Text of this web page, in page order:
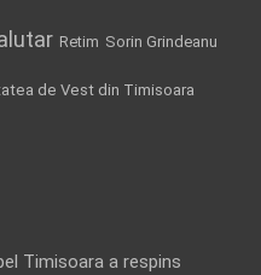
Retim Sorin Grindeanu
de Vest din Timisoara
Timisoara a respins